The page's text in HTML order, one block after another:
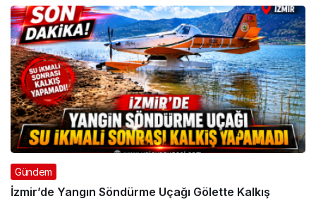
Gündem
İzmir’de Yangın Söndürme Uçağı Gölette Kalkış